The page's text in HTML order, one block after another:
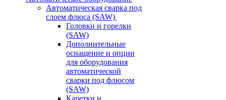
Автоматическая сварка под
слоем флюса (SAW)
Головки и горелки
(SAW)
Дополнительные
оснащение и опции
для оборудования
автоматической
сварки под флюсом
(SAW)
Каретки и